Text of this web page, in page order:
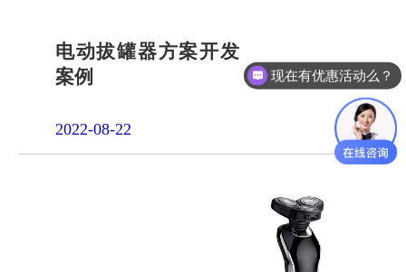
电动拔罐器方案开发
案例
2022-08-22
现在有优惠活动么？